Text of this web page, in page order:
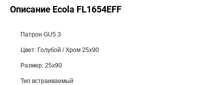
Описание Ecola FL1654EFF
Патрон GU5.3
Цвет: Голубой / Хром 25x90
Размер: 25x90
Тип встраиваемый